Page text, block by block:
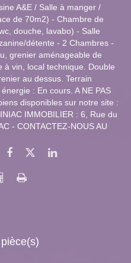
A&E / Salle à manger /
de 70m2) - Chambre de
douche, lavabo) - Salle
détente - 2 Chambres -
grenier aménageable de
à vin, local technique. Double
au dessus. Terrain
: En cours. A NE PAS
disponibles sur notre site :
IMMOBILIER : 6, Rue du
- CONTACTEZ-NOUS AU